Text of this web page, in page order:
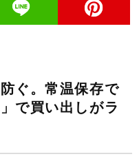
ぐ。常温保存で
で買い出しがラ